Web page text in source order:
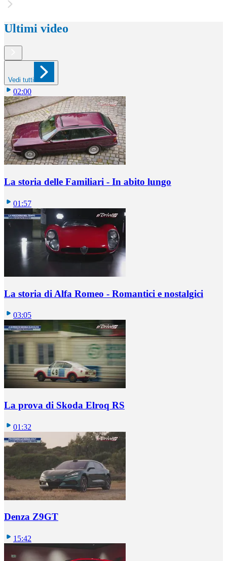
Ultimi video
Vedi tutti
02:00
La storia delle Familiari - In abito lungo
01:57
La storia di Alfa Romeo - Romantici e nostalgici
03:05
La prova di Skoda Elroq RS
01:32
Denza Z9GT
15:42